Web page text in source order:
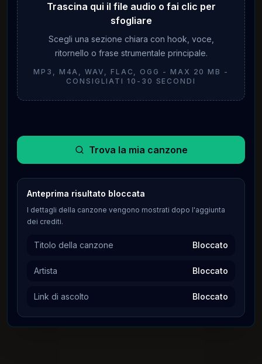
Trascina qui il file audio o fai clic per
sfogliare
Scegli una sezione chiara con hook, voce,
ritornello o frase strumentale principale.
MP3, M4A, WAV, FLAC, OGG - MAX 20 MB -
CONSIGLIATI 10-30 SECONDI
Trova la mia canzone
Anteprima risultato bloccata
I dettagli della canzone vengono mostrati dopo l'aggiunta
dei crediti.
Titolo della canzone Bloccato
Artista Bloccato
Link di ascolto Bloccato